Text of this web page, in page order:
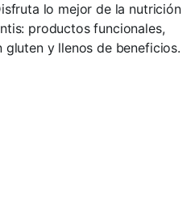
lo mejor de la nutrición
productos funcionales,
gluten y llenos de beneficios.